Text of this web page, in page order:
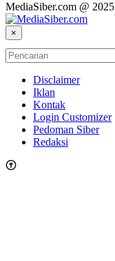
MediaSiber.com @ 2025
×
Disclaimer
Iklan
Kontak
Login Customizer
Pedoman Siber
Redaksi